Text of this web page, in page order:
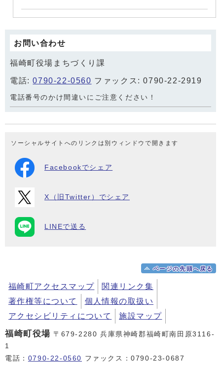
お問い合わせ
福崎町役場まちづくり課
電話:0790-22-0560 ファックス: 0790-22-2919
電話番号のかけ間違いにご注意ください！
ソーシャルサイトへのリンクは別ウィンドウで開きます
Facebookでシェア
X（旧Twitter）でシェア
LINEで送る
ページの先頭へ戻る
福崎町アクセスマップ
関連リンク集
著作権等について
個人情報の取扱い
アクセシビリティについて
施設マップ
福崎町役場 〒679-2280 兵庫県神崎郡福崎町南田原3116-
1
電話： 0790-22-0560 ファックス：0790-23-0687